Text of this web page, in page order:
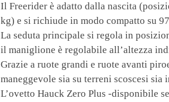
Il Freerider è adatto dalla nascita
kg) e si richiude in modo compatto su
La seduta principale si regola in
il maniglione è regolabile all’altezza
Grazie a ruote grandi e ruote avanti
maneggevole sia su terreni scoscesi sia
L’ovetto Hauck Zero Plus -disponibile